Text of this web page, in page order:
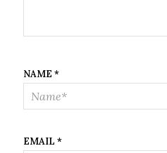
NAME *
EMAIL *